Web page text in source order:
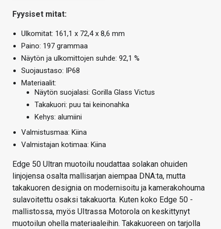
Fyysiset mitat:
Ulkomitat: 161,1 x 72,4 x 8,6 mm
Paino: 197 grammaa
Näytön ja ulkomittojen suhde: 92,1 %
Suojaustaso: IP68
Materiaalit:
Näytön suojalasi: Gorilla Glass Victus
Takakuori: puu tai keinonahka
Kehys: alumiini
Valmistusmaa: Kiina
Valmistajan kotimaa: Kiina
Edge 50 Ultran muotoilu noudattaa solakan ohuiden
linjojensa osalta mallisarjan aiempaa DNA:ta, mutta
takakuoren designia on modernisoitu ja kamerakohouma
sulavoitettu osaksi takakuorta. Kuten koko Edge 50 -
mallistossa, myös UItrassa Motorola on keskittynyt
muotoilun ohella materiaaleihin. Takakuoreen on tarjolla